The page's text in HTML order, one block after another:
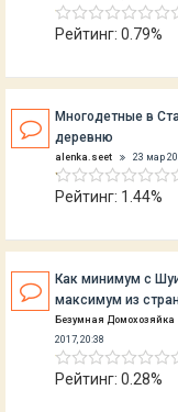
Рейтинг: 0.79%
Многодетные в
деревню
alenka.seet 23 мар
Рейтинг: 1.44%
Как минимум с
максимум из
Безумная Домохозяйка
2017, 20:38
Рейтинг: 0.28%